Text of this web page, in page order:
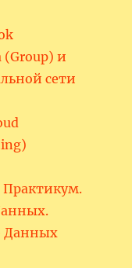
(Group) и
сети
Практикум.
Данных